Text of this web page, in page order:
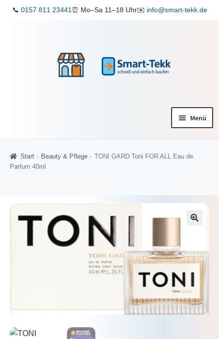
📞 0157 811 23441 ⏰ Mo–Sa 11–18 Uhr✉️ info@smart-tekk.de
Menü
Startseite
Shop
Verkaufen
Mein Konto
Start Beauty & Pflege
TONI GARD Toni FOR ALL Eau de
Parfum 40ml